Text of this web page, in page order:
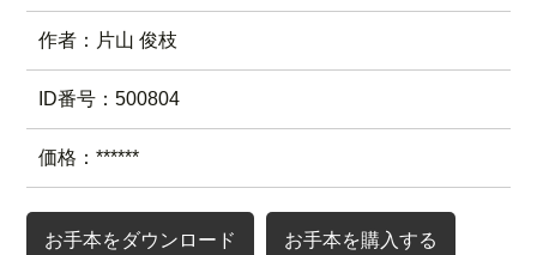
作者：片山 俊枝
ID番号：500804
価格：******
お手本をダウンロード お手本を購入する